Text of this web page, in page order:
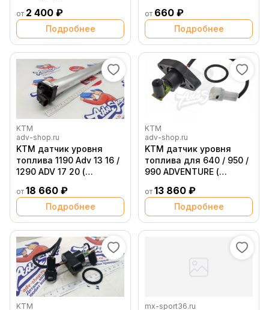
от 2 400 ₽
Подробнее
от 660 ₽
Подробнее
KTM
adv-shop.ru
KTM датчик уровня
топлива 1190 Adv 13 16 /
1290 ADV 17 20 (
60307080100 /
60307080000 )
от 18 660 ₽
Подробнее
KTM
adv-shop.ru
KTM датчик уровня
топлива для 640 / 950 /
990 ADVENTURE (
от 13 860 ₽
Подробнее
KTM mx-sport36.ru